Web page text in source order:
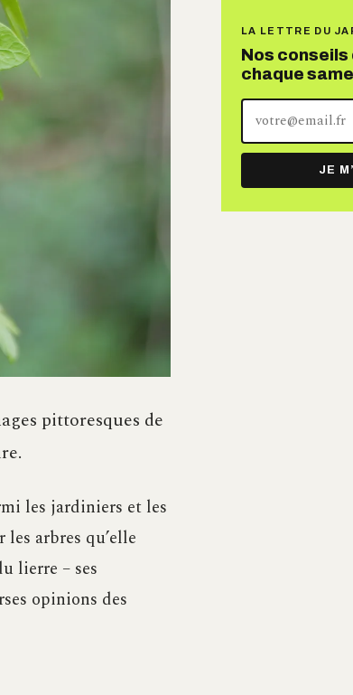
pittoresques de
les jardiniers et les
arbres qu’elle
lierre – ses
opinions des
LA LETTRE DU
Nos conseils
chaque
adresse
mail
JE